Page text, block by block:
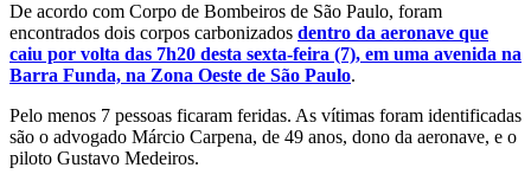
De acordo com Corpo de Bombeiros de São Paulo, foram
encontrados dois corpos carbonizados dentro da aeronave que
caiu por volta das 7h20 desta sexta-feira (7), em uma avenida na
Barra Funda, na Zona Oeste de São Paulo.
Pelo menos 7 pessoas ficaram feridas. As vítimas foram identificadas
são o advogado Márcio Carpena, de 49 anos, dono da aeronave, e o
piloto Gustavo Medeiros.